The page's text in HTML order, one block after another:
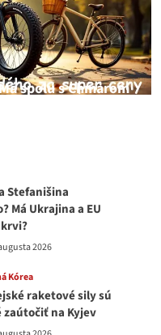
spolu s Chmarom
Stefanišina
Má Ukrajina a EU
2026
Kórea
raketové sily sú
na Kyjev